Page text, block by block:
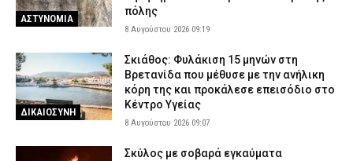
ΑΣΤΥΝΟΜΙΑ
πόλης
8 Αυγούστου 2026 09:19
ΔΙΚΑΙΟΣΥΝΗ
Σκιάθος: Φυλάκιση 15 μηνών στη
Βρετανίδα που μέθυσε με την ανήλικη
κόρη της και προκάλεσε επεισόδιο στο
Κέντρο Υγείας
8 Αυγούστου 2026 09:07
Σκύλος με σοβαρά εγκαύματα